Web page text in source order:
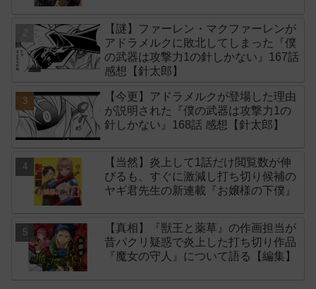
【謎】ファーレン・マクファーレンが
アドラメルクに敗北してしまった『僕
の武器は攻撃力1の針しかない』167話
感想【針太郎】
【今更】アドラメルクが登場した理由
が説明された『僕の武器は攻撃力1の
針しかない』168話 感想【針太郎】
【当然】炎上して1話だけ閲覧数が伸
びるも、すぐに激減し打ち切り候補の
ヤギ君先生の新連載『お嬢様の下僕』
【真相】『獣王と薬草』の作画担当が
昔パクリ疑惑で炎上した打ち切り作品
『魔女の守人』について語る【編集】